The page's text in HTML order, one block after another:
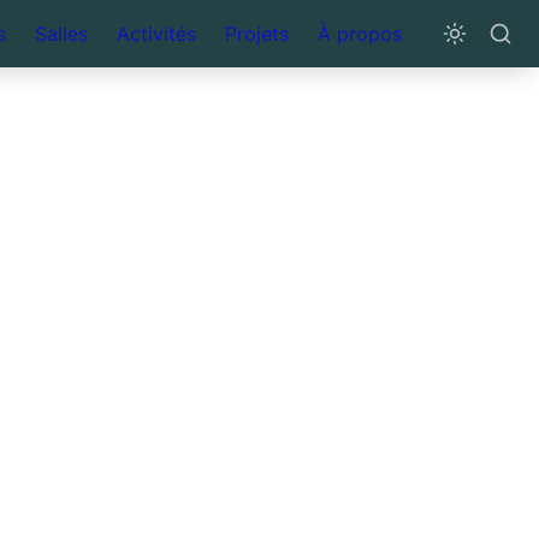
Salles Activités Projets À propos